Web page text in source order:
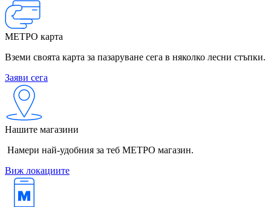
МЕТРО карта
Вземи своята карта за пазаруване сега в няколко лесни стъпки.
Заяви сега
Нашите магазини
Намери най-удобния за теб МЕТРО магазин.
Виж локациите